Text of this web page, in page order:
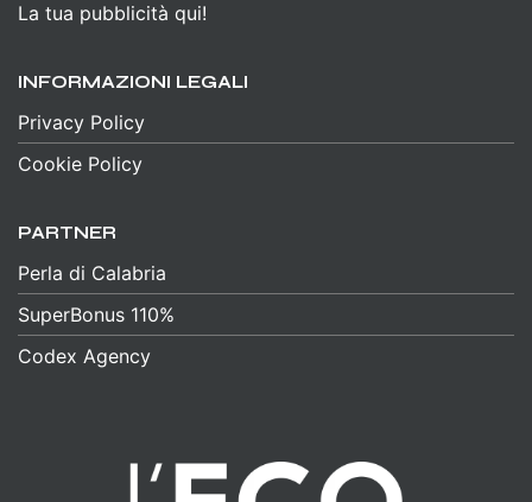
La tua pubblicità qui!
INFORMAZIONI LEGALI
Privacy Policy
Cookie Policy
PARTNER
Perla di Calabria
SuperBonus 110%
Codex Agency